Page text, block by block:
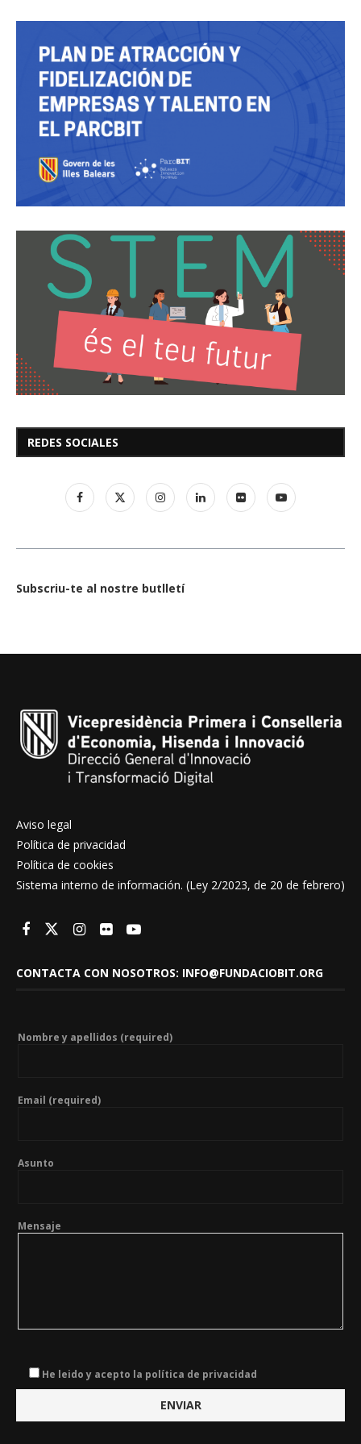
REDES SOCIALES
Subscriu-te al nostre butlletí
Aviso legal
Política de privacidad
Política de cookies
Sistema interno de información. (Ley 2/2023, de 20 de febrero)
CONTACTA CON NOSOTROS: INFO@FUNDACIOBIT.ORG
Nombre y apellidos (required)
Email (required)
Asunto
Mensaje
He leido y acepto la política de privacidad